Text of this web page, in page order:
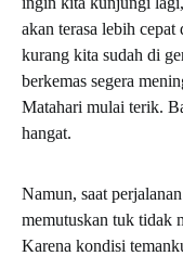
akan terasa lebih
kurang kita sudah di
berkemas segera
Matahari mulai terik.
hangat.
Namun, saat
memutuskan tuk tidak
Karena kondisi